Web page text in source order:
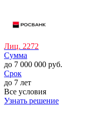
Лиц. 2272
Сумма
до 7 000 000 руб.
Срок
до 7 лет
Все условия
Узнать решение